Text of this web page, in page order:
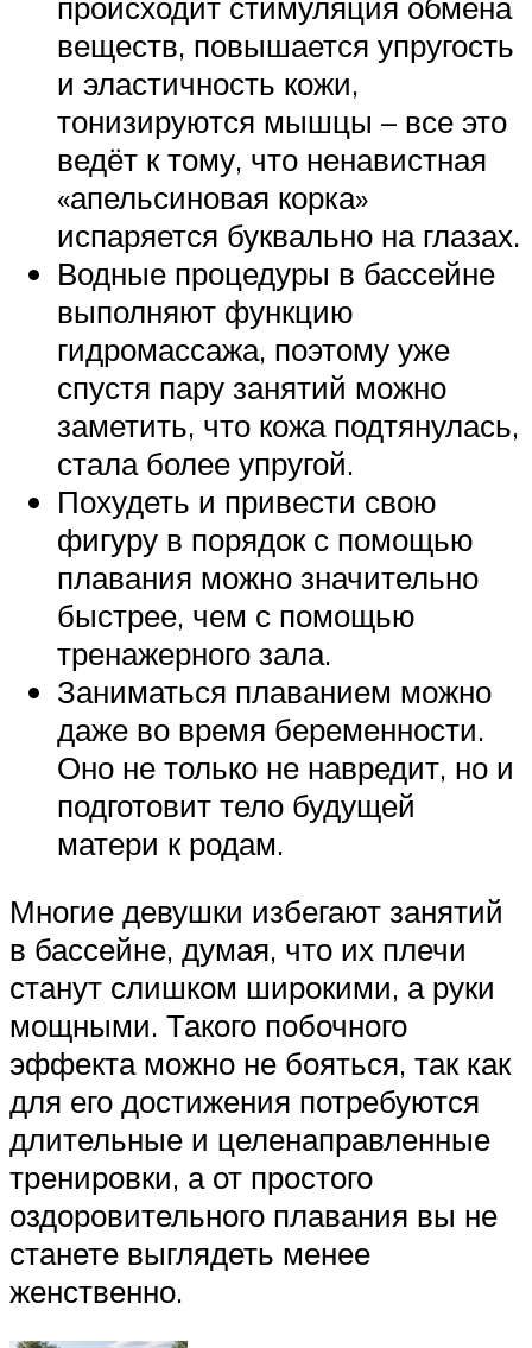
веществ, повышается упругость
и эластичность кожи,
тонизируются мышцы – все это
ведёт к тому, что ненавистная
«апельсиновая корка»
испаряется буквально на глазах.
Водные процедуры в бассейне
выполняют функцию
гидромассажа, поэтому уже
спустя пару занятий можно
заметить, что кожа подтянулась,
стала более упругой.
Похудеть и привести свою
фигуру в порядок с помощью
плавания можно значительно
быстрее, чем с помощью
тренажерного зала.
Заниматься плаванием можно
даже во время беременности.
Оно не только не навредит, но и
подготовит тело будущей
матери к родам.
Многие девушки избегают занятий
в бассейне, думая, что их плечи
станут слишком широкими, а руки
мощными. Такого побочного
эффекта можно не бояться, так как
для его достижения потребуются
длительные и целенаправленные
тренировки, а от простого
оздоровительного плавания вы не
станете выглядеть менее
женственно.